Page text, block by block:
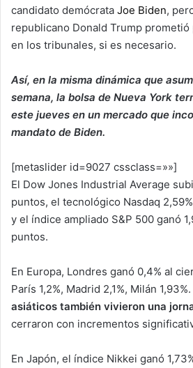
candidato demócrata Joe Biden,
republicano Donald Trump
en los tribunales, si es necesario.
Así, en la misma dinámica que
semana, la bolsa de Nueva York
este jueves en un mercado que
mandato de Biden.
[metaslider id=9027 cssclass=»»]
El Dow Jones Industrial Average
puntos, el tecnológico Nasdaq
y el índice ampliado S&P 500 ganó
puntos.
En Europa, Londres ganó 0,4% al
París 1,2%, Madrid 2,1%, Milán
asiáticos también vivieron una
cerraron con incrementos
En Japón, el índice Nikkei ganó